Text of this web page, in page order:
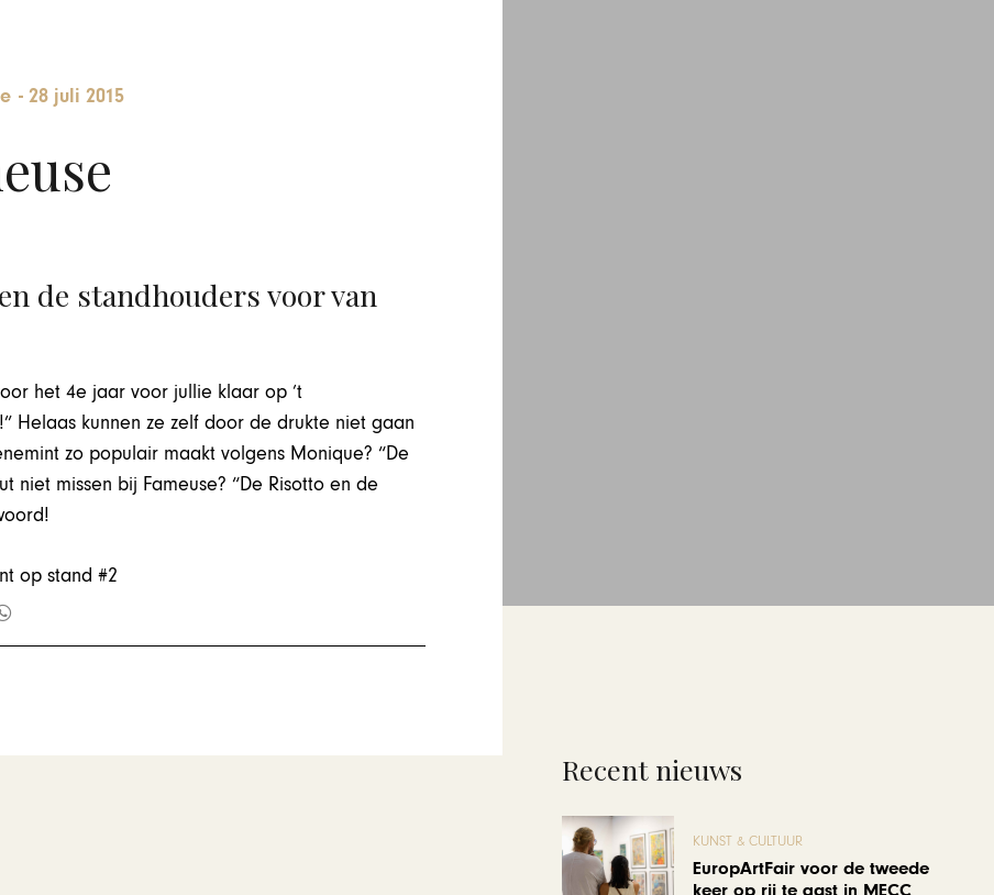
- 28 juli 2015
de standhouders voor van
het 4e jaar voor jullie klaar op ’t
Helaas kunnen ze zelf door de drukte niet gaan
zo populair maakt volgens Monique? “De
niet missen bij Fameuse? “De Risotto en de
op stand #2
Recent nieuws
KUNST & CULTUUR
EuropArtFair voor de tweede